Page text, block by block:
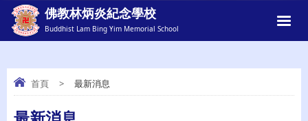
佛教林炳炎紀念學校
Buddhist Lam Bing Yim Memorial School
首頁 > 最新消息